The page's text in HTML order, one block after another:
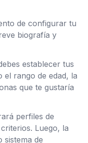
de configurar tu
biografía y
establecer tus
el rango de edad, la
que te gustaría
perfiles de
Luego, la
sistema de